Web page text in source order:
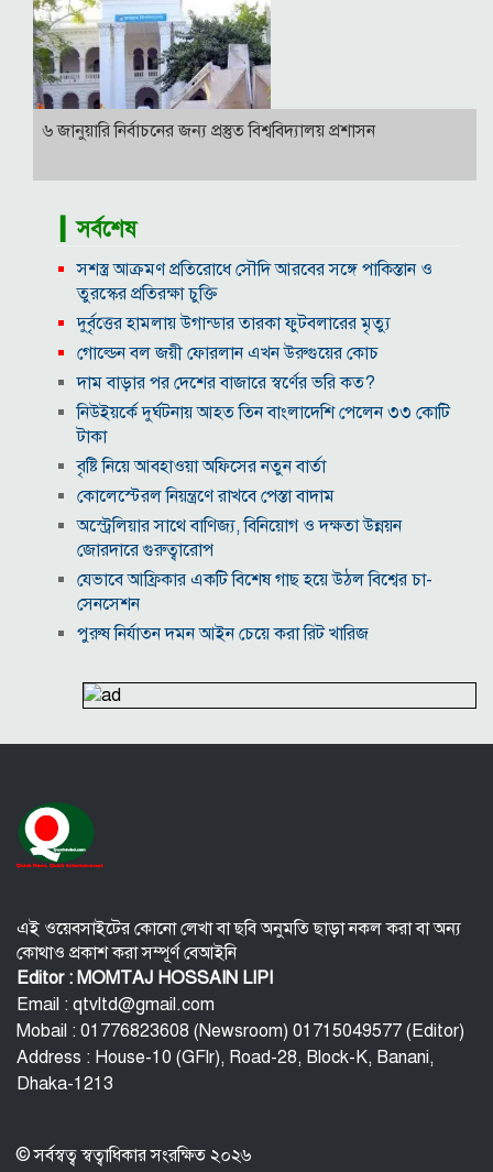
৬ জানুয়ারি নির্বাচনের জন্য প্রস্তুত বিশ্ববিদ্যালয় প্রশাসন
▎সর্বশেষ
সশস্ত্র আক্রমণ প্রতিরোধে সৌদি আরবের সঙ্গে পাকিস্তান ও
তুরস্কের প্রতিরক্ষা চুক্তি
দুর্বৃত্তের হামলায় উগান্ডার তারকা ফুটবলারের মৃত্যু
গোল্ডেন বল জয়ী ফোরলান এখন উরুগুয়ের কোচ
দাম বাড়ার পর দেশের বাজারে স্বর্ণের ভরি কত?
নিউইয়র্কে দুর্ঘটনায় আহত তিন বাংলাদেশি পেলেন ৩৩ কোটি
টাকা
বৃষ্টি নিয়ে আবহাওয়া অফিসের নতুন বার্তা
কোলেস্টেরল নিয়ন্ত্রণে রাখবে পেস্তা বাদাম
অস্ট্রেলিয়ার সাথে বাণিজ্য, বিনিয়োগ ও দক্ষতা উন্নয়ন
জোরদারে গুরুত্বারোপ
যেভাবে আফ্রিকার একটি বিশেষ গাছ হয়ে উঠল বিশ্বের চা-
সেনসেশন
পুরুষ নির্যাতন দমন আইন চেয়ে করা রিট খারিজ
তল্লাশি
চৌম্বক রহস্য
কোটি টাকার মৃত্যু ভাতার লোভে সেনাদের বিয়ে, সামনে
এলো চাঞ্চল্যকর অভিযোগ
এই ওয়েবসাইটের কোনো লেখা বা ছবি অনুমতি ছাড়া নকল করা বা অন্য
কোথাও প্রকাশ করা সম্পূর্ণ বেআইনি
Editor : MOMTAJ HOSSAIN LIPI
Email : qtvltd@gmail.com
Mobail : 01776823608 (Newsroom) 01715049577 (Editor)
Address : House-10 (GFlr), Road-28, Block-K, Banani,
Dhaka-1213
© সর্বস্বত্ব স্বত্বাধিকার সংরক্ষিত ২০২৬